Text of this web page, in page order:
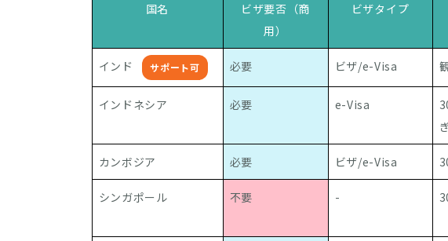
国名
ビザ要否（商
用）
ビザタイプ
インド サポート可 必要 ビザ/e-Visa
インドネシア 必要 e-Visa
カンボジア 必要 ビザ/e-Visa
シンガポール 不要 -